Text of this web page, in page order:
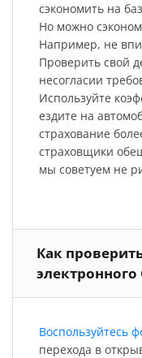
сэкономить на
Но можно
Например, не
Проверить свой
несогласии
Используйте
ездите на
страхование
страховщики
мы советуем не
Как
Воспользуйтесь
перехода в